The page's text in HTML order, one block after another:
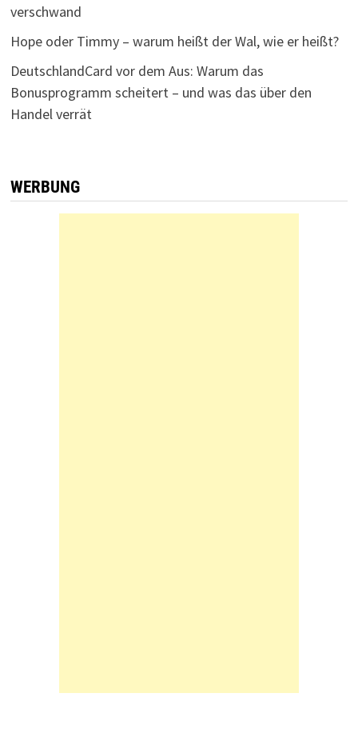
verschwand
Hope oder Timmy – warum heißt der Wal, wie er heißt?
DeutschlandCard vor dem Aus: Warum das
Bonusprogramm scheitert – und was das über den
Handel verrät
WERBUNG